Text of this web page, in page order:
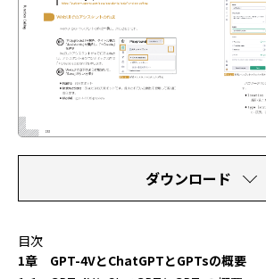
ダウンロード
目次
1章 GPT-4VとChatGPTとGPTsの概要